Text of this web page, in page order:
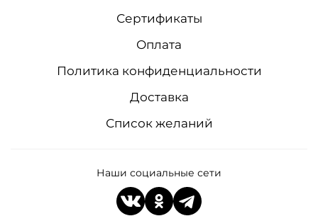
Сертификаты
Оплата
Политика конфиденциальности
Доставка
Список желаний
Наши социальные сети